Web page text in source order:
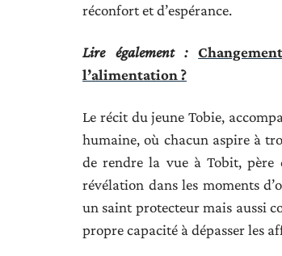
réconfort et d’espérance.
Lire également :
l’alimentation ?
Le récit du jeune Tobie,
humaine, où chacun aspire à
de rendre la vue à Tobit, père
révélation dans les moments
un saint protecteur mais aussi
propre capacité à dépasser les